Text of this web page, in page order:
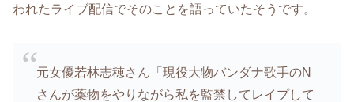
われたライブ配信でそのことを語っていたそうです。
元女優若林志穂さん「現役大物バンダナ歌手のN
さんが薬物をやりながら私を監禁してレイプして